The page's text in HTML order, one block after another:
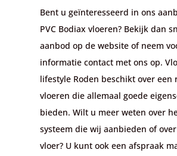
Bent u geïnteresseerd in ons
PVC Bodiax vloeren? Bekijk dan
aanbod op de website of neem
informatie contact met ons op.
lifestyle Roden beschikt over een
vloeren die allemaal goede
bieden. Wilt u meer weten over
systeem die wij aanbieden of
vloer? U kunt ook een afspraak